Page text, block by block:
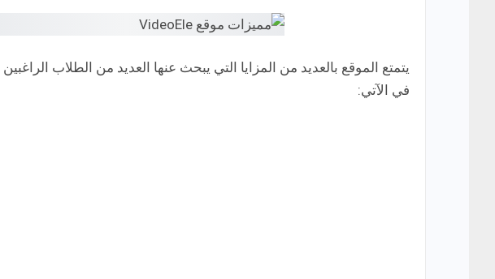
يتمتع الموقع بالعديد من المزايا التي يبحث عنها العديد من الطلاب الراغبين
في الآتي: